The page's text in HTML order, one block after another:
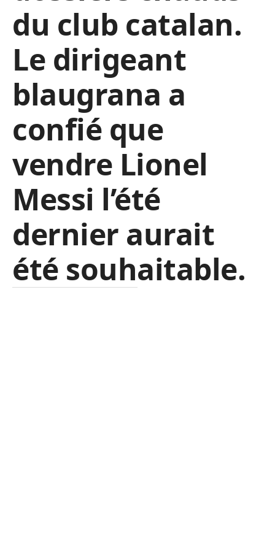
du club catalan.
Le dirigeant
blaugrana a
confié que
vendre Lionel
Messi l’été
dernier aurait
été souhaitable.